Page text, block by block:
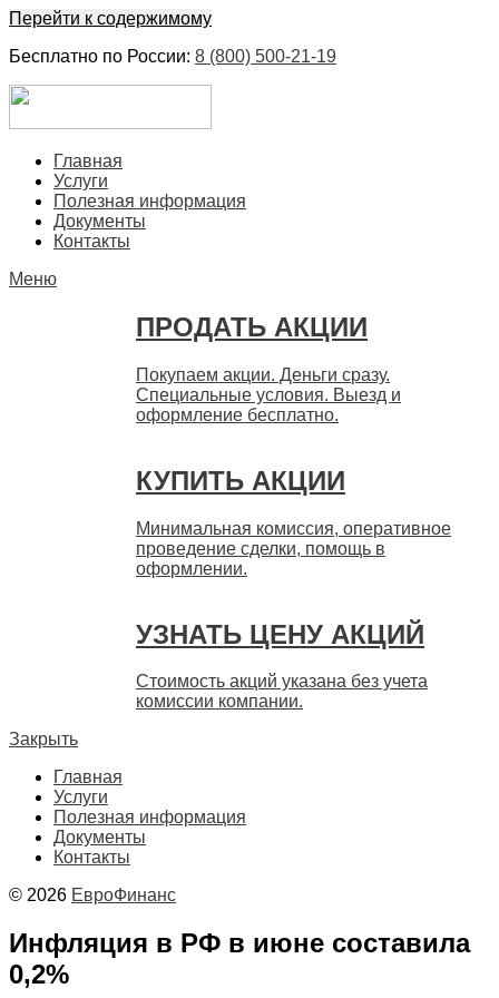
Перейти к содержимому
Бесплатно по России: 8 (800) 500-21-19
БыстроГлавная
Услуги
Полезная информация
Документы
Контакты
Меню
ПРОДАТЬ АКЦИИ
Покупаем акции. Деньги сразу.
Специальные условия. Выезд и
оформление бесплатно.
КУПИТЬ АКЦИИ
Минимальная комиссия, оперативное
проведение сделки, помощь в
оформлении.
УЗНАТЬ ЦЕНУ АКЦИЙ
Стоимость акций указана без учета
комиссии компании.
Закрыть
Главная
Услуги
Полезная информация
Документы
Контакты
© 2026 ЕвроФинанс
Инфляция в РФ в июне составила
0,2%